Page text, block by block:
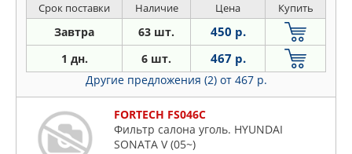
Срок поставки Наличие Цена Купить
Завтра 63 шт. 450 р.
1 дн. 6 шт. 467 р.
Другие предложения (2) от 467 р.
FORTECH FS046C
Фильтр салона уголь. HYUNDAI
SONATA V (05~)